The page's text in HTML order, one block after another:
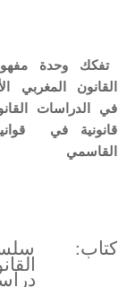
تفكك وحدة
القانون المغربي
في الدراسات
قانونية في
القاسمي